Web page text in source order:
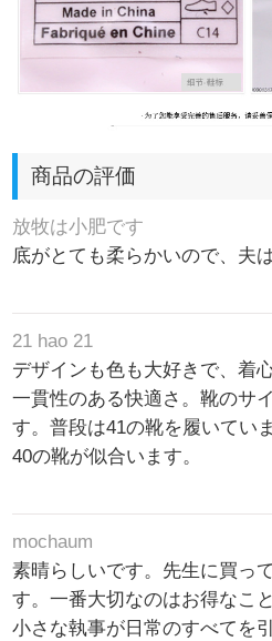
商品の評価
放牧は小肥です
底がとても柔らかいので、夫
21 hao 21
デザインも色も大好きで、着
一貫性のある快適さ。靴のサ
す。普段は41の靴を履いてい
40の靴が似合います。
mochaum
素晴らしいです。先生に買っ
す。一番大切なのはお得なこ
小さな執事が日常のすべてを